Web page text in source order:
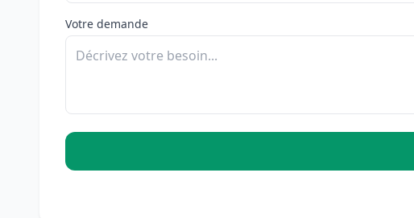
Votre demande